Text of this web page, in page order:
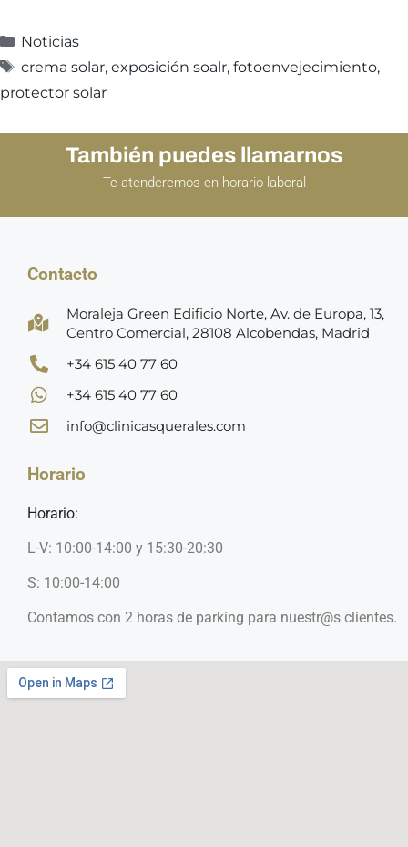
Noticias
crema solar, exposición soalr, fotoenvejecimiento,
protector solar
También puedes llamarnos
Te atenderemos en horario laboral
Contacto
Moraleja Green Edificio Norte, Av. de Europa, 13,
Centro Comercial, 28108 Alcobendas, Madrid
+34 615 40 77 60
+34 615 40 77 60
info@clinicasquerales.com
Horario
Horario:
L-V: 10:00-14:00 y 15:30-20:30
S: 10:00-14:00
Contamos con 2 horas de parking para nuestr@s clientes.